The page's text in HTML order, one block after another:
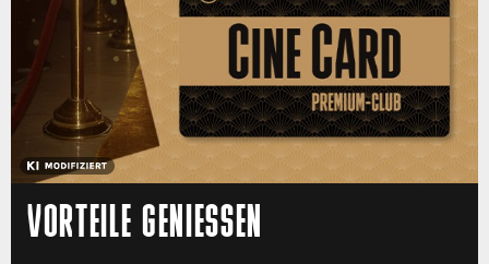
VORTEILE GENIESSEN